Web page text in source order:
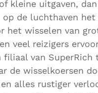
kleine uitgaven,
de luchthaven het
het wisselen van
veel reizigers
filiaal van SuperRich
de wisselkoersen
alles rustiger